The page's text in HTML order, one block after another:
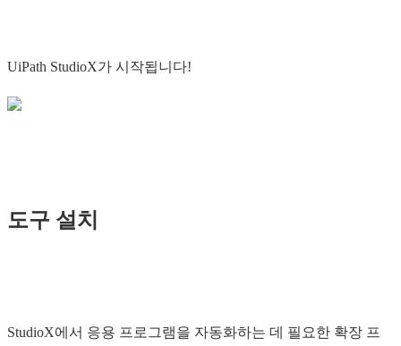
UiPath StudioX가 시작됩니다!
도구 설치
StudioX에서 응용 프로그램을 자동화하는 데 필요한 확장 프